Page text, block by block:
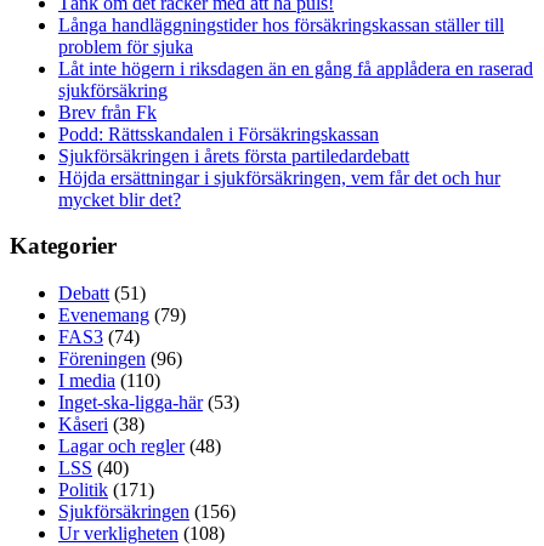
Långa handläggningstider hos försäkringskassan ställer till
problem för sjuka
Låt inte högern i riksdagen än en gång få applådera en raserad
sjukförsäkring
Brev från Fk
Podd: Rättsskandalen i Försäkringskassan
Sjukförsäkringen i årets första partiledardebatt
Höjda ersättningar i sjukförsäkringen, vem får det och hur
mycket blir det?
Kategorier
Debatt (51)
Evenemang (79)
FAS3 (74)
Föreningen (96)
I media (110)
Inget-ska-ligga-här(53)
Kåseri (38)
Lagar och regler(48)
LSS (40)
Politik (171)
Sjukförsäkringen (156)
Ur verkligheten (108)